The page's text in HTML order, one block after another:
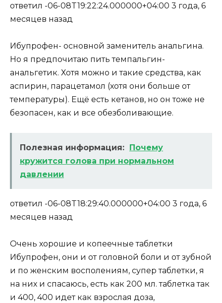
ответил -06-08T19:22:24.000000+04:00 3 года, 6
месяцев назад
Ибупрофен- основной заменитель анальгина.
Но я предпочитаю пить темпальгин-
анальгетик. Хотя можно и такие средства, как
аспирин, парацетамол (хотя они больше от
температуры). Ещё есть кетанов, но он тоже не
безопасен, как и все обезболивающие.
Полезная информация: Почему
кружится голова при нормальном
давлении
ответил -06-08T18:29:40.000000+04:00 3 года, 6
месяцев назад
Очень хорошие и копеечные таблетки
Ибупрофен, они и от головной боли и от зубной
и по женским восполениям, супер таблетки, я
на них и спасаюсь, есть как 200 мл. таблетка так
и 400, 400 идет как взрослая доза,